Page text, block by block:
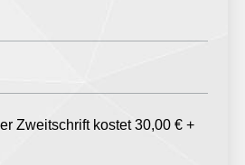
Zweitschrift kostet 30,00 € +